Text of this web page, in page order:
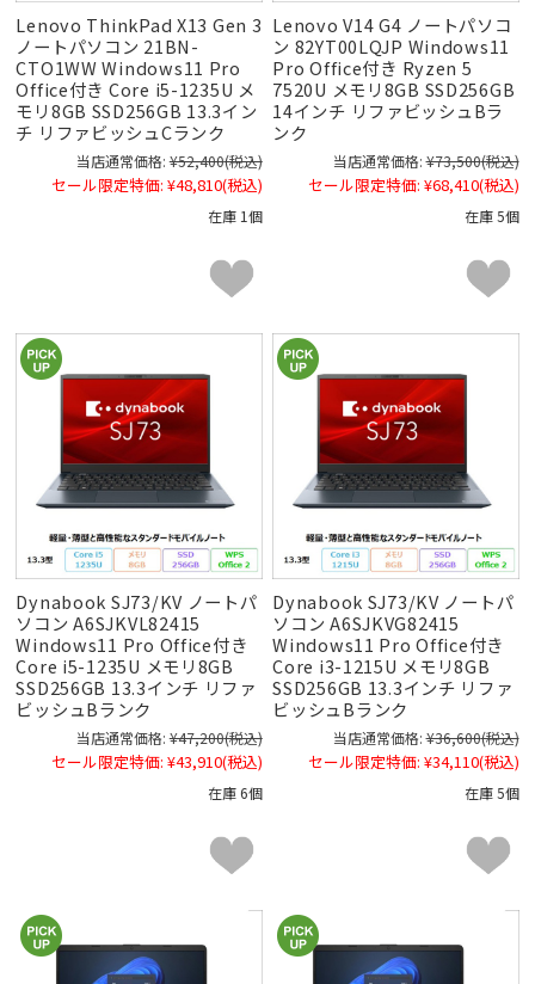
Lenovo ThinkPad X13 Gen 3
ノートパソコン 21BN-
CTO1WW Windows11 Pro
Office付き Core i5-1235U メ
モリ8GB SSD256GB 13.3イン
チ リファビッシュCランク
当店通常価格: ¥52,400(税込)
セール限定特価: ¥48,810(税込)
在庫 1個
Lenovo V14 G4 ノートパソコ
ン 82YT00LQJP Windows11
Pro Office付き Ryzen 5
7520U メモリ8GB SSD256GB
14インチ リファビッシュBラ
ンク
当店通常価格: ¥73,500(税込)
セール限定特価: ¥68,410(税込)
在庫 5個
Dynabook SJ73/KV ノートパ
ソコン A6SJKVL82415
Windows11 Pro Office付き
Core i5-1235U メモリ8GB
SSD256GB 13.3インチ リファ
ビッシュBランク
当店通常価格: ¥47,200(税込)
セール限定特価: ¥43,910(税込)
在庫 6個
Dynabook SJ73/KV ノートパ
ソコン A6SJKVG82415
Windows11 Pro Office付き
Core i3-1215U メモリ8GB
SSD256GB 13.3インチ リファ
ビッシュBランク
当店通常価格: ¥36,600(税込)
セール限定特価: ¥34,110(税込)
在庫 5個